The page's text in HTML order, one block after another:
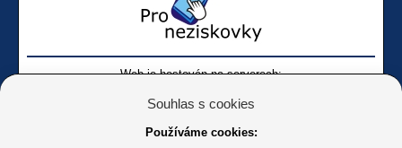
Web je hostován na serverech:
Souhlas s cookies
Používáme cookies: